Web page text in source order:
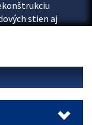
stien aj